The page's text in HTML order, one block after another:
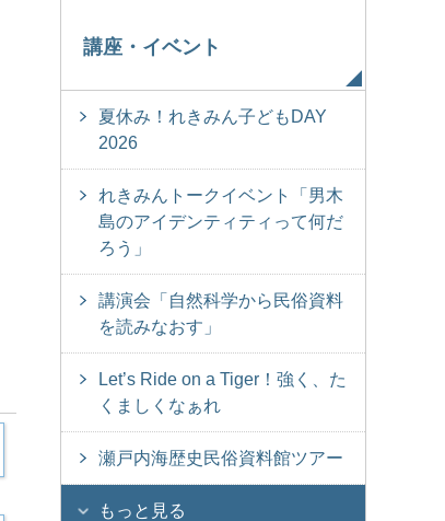
講座・イベント
夏休み！れきみん子どもDAY
2026
れきみんトークイベント「男木
島のアイデンティティって何だ
ろう」
講演会「自然科学から民俗資料
を読みなおす」
Let’s Ride on a Tiger！強く、た
くましくなぁれ
瀬戸内海歴史民俗資料館ツアー
もっと見る